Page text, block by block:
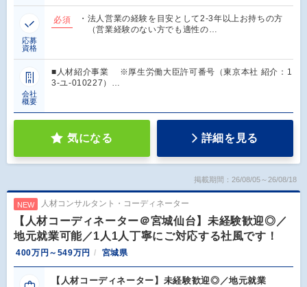
応募
資格
必須
・法人営業の経験を目安として2-3年以上お持ちの方
（営業経験のない方でも適性の…
会社
概要
■人材紹介事業 ※厚生労働大臣許可番号（東京本社 紹介：1
3-ユ-010227）…
気になる 詳細を見る
掲載期間：26/08/05～26/08/18
NEW 人材コンサルタント・コーディネーター
【人材コーディネーター＠宮城仙台】未経験歓迎◎／
地元就業可能／1人1人丁寧にご対応する社風です！
400万円～549万円 宮城県
【人材コーディネーター】未経験歓迎◎／地元就業